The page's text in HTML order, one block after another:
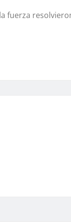
fuerza